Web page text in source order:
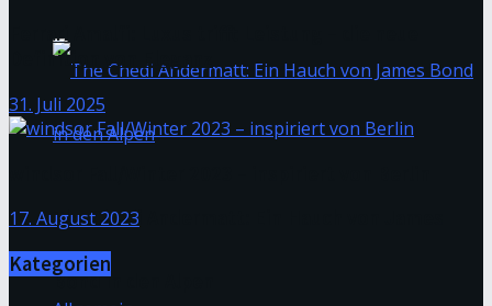
The Chedi Andermatt: Ein Hauch von James
Bond in den Alpen
Ferrari Amalfi: Luxus trifft Leistung – die neue
Definition von Eleganz
31. Juli 2025
17. August 2023
Kategorien